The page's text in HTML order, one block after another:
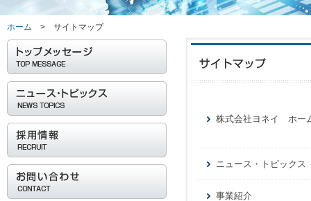
ホーム > サイトマップ
株式会社ヨネイ ホー
ニュース・トピックス
事業紹介